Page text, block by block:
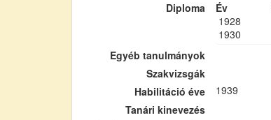
Diploma
Év
1928
1930
Egyéb tanulmányok
Szakvizsgák
Habilitáció éve
1939
Tanári kinevezés